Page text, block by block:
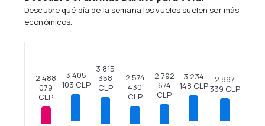
Descubre qué día de la semana los vuelos suelen ser más
económicos.
2 488
079
CLP
3 405
103 CLP
3 815
358
CLP
2 574
430
CLP
2 792
674
CLP
3 234
148 CLP
2 897
339 CLP